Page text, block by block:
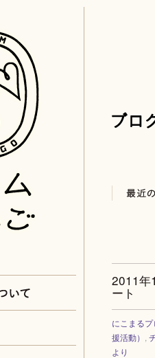
2011
ート
にこまる
援活動）
より